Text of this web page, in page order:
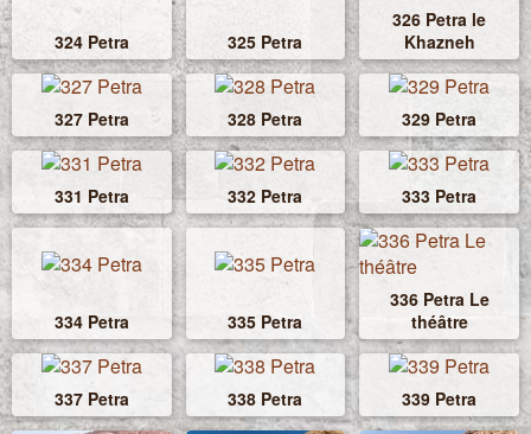
324 Petra 325 Petra
326 Petra le
Khazneh
327 Petra 328 Petra 329 Petra
331 Petra 332 Petra 333 Petra
334 Petra 335 Petra
336 Petra Le
théâtre
337 Petra 338 Petra 339 Petra